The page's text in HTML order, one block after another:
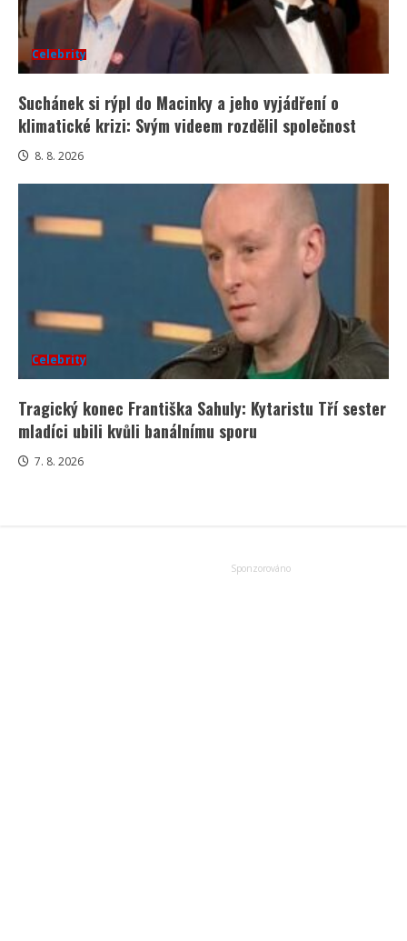
Celebrity
Suchánek si rýpl do Macinky a jeho vyjádření o
klimatické krizi: Svým videem rozdělil společnost
8. 8. 2026
Celebrity
Tragický konec Františka Sahuly: Kytaristu Tří sester
mladíci ubili kvůli banálnímu sporu
7. 8. 2026